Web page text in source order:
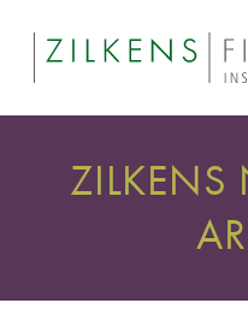
ZILKENS